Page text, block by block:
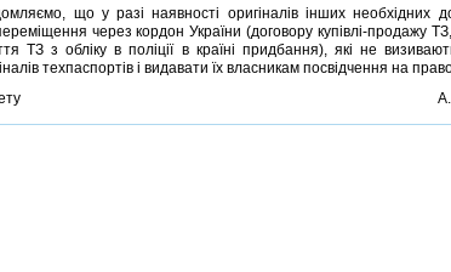
що у разi наявностi оригiналiв iнших необхiдних
через кордон України (договору купiвлi-продажу
ТЗ з облiку в полiцiї в країнi придбання), якi не
техпаспортiв i видавати їх власникам посвiдчення на